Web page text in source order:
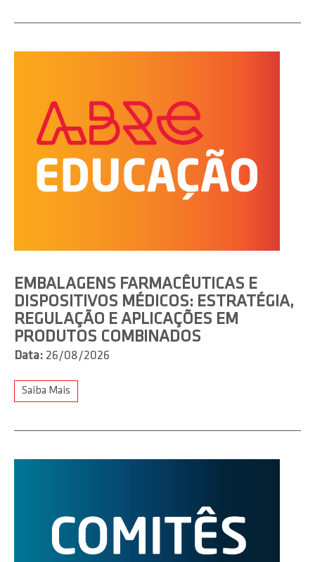
EMBALAGENS FARMACÊUTICAS E
DISPOSITIVOS MÉDICOS: ESTRATÉGIA,
REGULAÇÃO E APLICAÇÕES EM
PRODUTOS COMBINADOS
Data: 26/08/2026
Saiba Mais